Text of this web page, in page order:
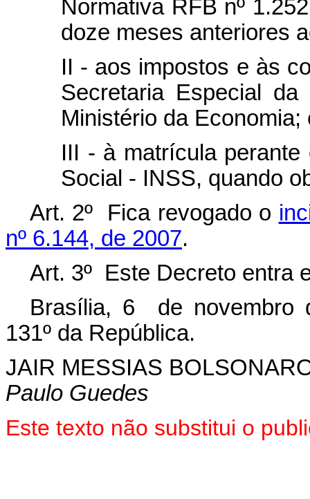
Normativa RFB nº
doze meses anteriores
II - aos impostos e às
Secretaria Especial
Ministério da Economia;
III - à matrícula
Social - INSS, quando
Art. 2º Fica revogado o
nº 6.144, de 2007.
Art. 3º Este Decreto entra
Brasília, 6 de novembro
131º da República.
JAIR MESSIAS
Paulo Guedes
Este texto não substitui o